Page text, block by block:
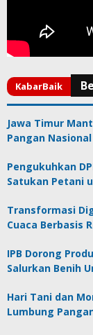
Jawa Timur
Pangan Nasional
Pengukuhkan
Satukan Petani
Transformasi
Cuaca Berbasis
IPB Dorong
Salurkan Benih
Hari Tani dan
Lumbung